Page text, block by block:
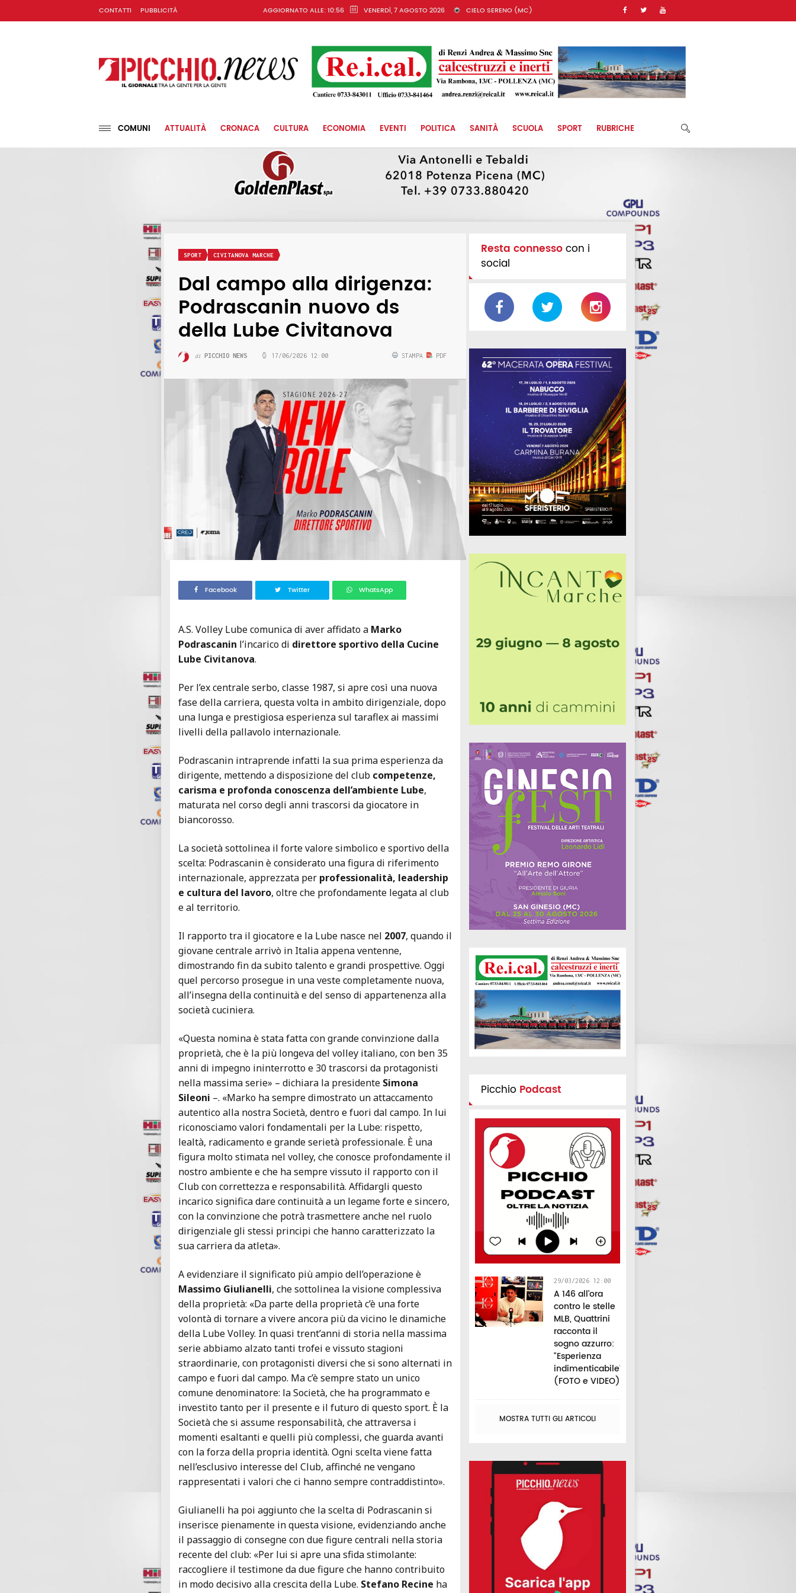
CONTATTI PUBBLICITÀ AGGIORNATO ALLE: 10:56 VENERDÌ, 7 AGOSTO 2026 CIELO SERENO (MC)
COMUNI ATTUALITÀ CRONACA CULTURA ECONOMIA EVENTI POLITICA SANITÀ SCUOLA SPORT RUBRICHE
SPORT CIVITANOVA MARCHE
Dal campo alla dirigenza:
Podrascanin nuovo ds
della Lube Civitanova
di PICCHIO NEWS 17/06/2026 12:00 STAMPA PDF
Facebook Twitter WhatsApp
A.S. Volley Lube comunica di aver affidato a Marko
Podrascanin l’incarico di direttore sportivo della Cucine
Lube Civitanova.
Per l’ex centrale serbo, classe 1987, si apre così una nuova
fase della carriera, questa volta in ambito dirigenziale, dopo
una lunga e prestigiosa esperienza sul taraflex ai massimi
livelli della pallavolo internazionale.
Podrascanin intraprende infatti la sua prima esperienza da
dirigente, mettendo a disposizione del club competenze,
carisma e profonda conoscenza dell’ambiente Lube,
maturata nel corso degli anni trascorsi da giocatore in
biancorosso.
La società sottolinea il forte valore simbolico e sportivo della
scelta: Podrascanin è considerato una figura di riferimento
internazionale, apprezzata per professionalità, leadership
e cultura del lavoro, oltre che profondamente legata al club
e al territorio.
Il rapporto tra il giocatore e la Lube nasce nel 2007, quando il
giovane centrale arrivò in Italia appena ventenne,
dimostrando fin da subito talento e grandi prospettive. Oggi
quel percorso prosegue in una veste completamente nuova,
all’insegna della continuità e del senso di appartenenza alla
società cuciniera.
«Questa nomina è stata fatta con grande convinzione dalla
proprietà, che è la più longeva del volley italiano, con ben 35
anni di impegno ininterrotto e 30 trascorsi da protagonisti
nella massima serie» – dichiara la presidente Simona
Sileoni –. «Marko ha sempre dimostrato un attaccamento
autentico alla nostra Società, dentro e fuori dal campo. In lui
riconosciamo valori fondamentali per la Lube: rispetto,
lealtà, radicamento e grande serietà professionale. È una
figura molto stimata nel volley, che conosce profondamente il
nostro ambiente e che ha sempre vissuto il rapporto con il
Club con correttezza e responsabilità. Affidargli questo
incarico significa dare continuità a un legame forte e sincero,
con la convinzione che potrà trasmettere anche nel ruolo
dirigenziale gli stessi principi che hanno caratterizzato la
sua carriera da atleta».
A evidenziare il significato più ampio dell’operazione è
Massimo Giulianelli, che sottolinea la visione complessiva
della proprietà: «Da parte della proprietà c’è una forte
volontà di tornare a vivere ancora più da vicino le dinamiche
della Lube Volley. In quasi trent’anni di storia nella massima
serie abbiamo alzato tanti trofei e vissuto stagioni
straordinarie, con protagonisti diversi che si sono alternati in
campo e fuori dal campo. Ma c’è sempre stato un unico
comune denominatore: la Società, che ha programmato e
investito tanto per il presente e il futuro di questo sport. È la
Società che si assume responsabilità, che attraversa i
momenti esaltanti e quelli più complessi, che guarda avanti
con la forza della propria identità. Ogni scelta viene fatta
nell’esclusivo interesse del Club, affinché ne vengano
rappresentati i valori che ci hanno sempre contraddistinto».
Giulianelli ha poi aggiunto che la scelta di Podrascanin si
inserisce pienamente in questa visione, evidenziando anche
il passaggio di consegne con due figure centrali nella storia
recente del club: «Per lui si apre una sfida stimolante:
raccogliere il testimone da due figure che hanno contribuito
in modo decisivo alla crescita della Lube. Stefano Recine ha
Resta connessocon i
social
Picchio Podcast
29/03/2026 12:00
A 146 all’ora
contro le stelle
MLB, Quattrini
racconta il
sogno azzurro:
"Esperienza
indimenticabile"
(FOTO e VIDEO)
MOSTRA TUTTI GLI ARTICOLI